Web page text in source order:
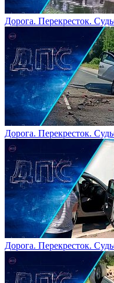
Дорога. Перекресток.
Дорога. Перекресток.
Дорога. Перекресток.